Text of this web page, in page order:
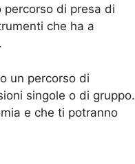
di presa di
che ha a
un percorso di
singole o di gruppo.
e che ti potranno